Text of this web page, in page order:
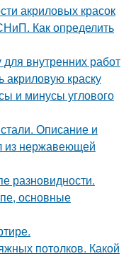
акриловых красок
Как определить
внутренних работ
акриловую краску
и минусы углового
Описание и
из нержавеющей
разновидности.
основные
потолков. Какой